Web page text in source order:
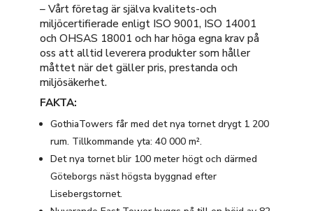
– Vårt företag är själva kvalitets-och
miljöcertifierade enligt ISO 9001, ISO 14001
och OHSAS 18001 och har höga egna krav på
oss att alltid leverera produkter som håller
måttet när det gäller pris, prestanda och
miljösäkerhet.
FAKTA:
GothiaTowers får med det nya tornet drygt 1 200
rum. Tillkommande yta: 40 000 m².
Det nya tornet blir 100 meter högt och därmed
Göteborgs näst högsta byggnad efter
Lisebergstornet.